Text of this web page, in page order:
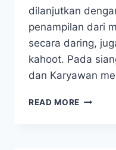
dilanjutkan
penampilan dari
secara daring,
kahoot. Pada
dan Karyawan
READ MORE